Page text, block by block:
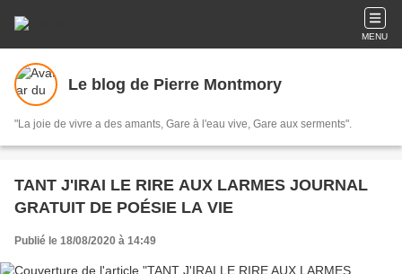
MENU
Le blog de Pierre Montmory
"La joie de vivre a des amants, Gare à l'eau vive, Gare aux serments".
TANT J'IRAI LE RIRE AUX LARMES JOURNAL
GRATUIT DE POÉSIE LA VIE
Publié le 18/08/2020 à 14:49